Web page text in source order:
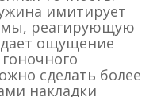
имитирует
реагирующую
ощущение
сделать более
накладки